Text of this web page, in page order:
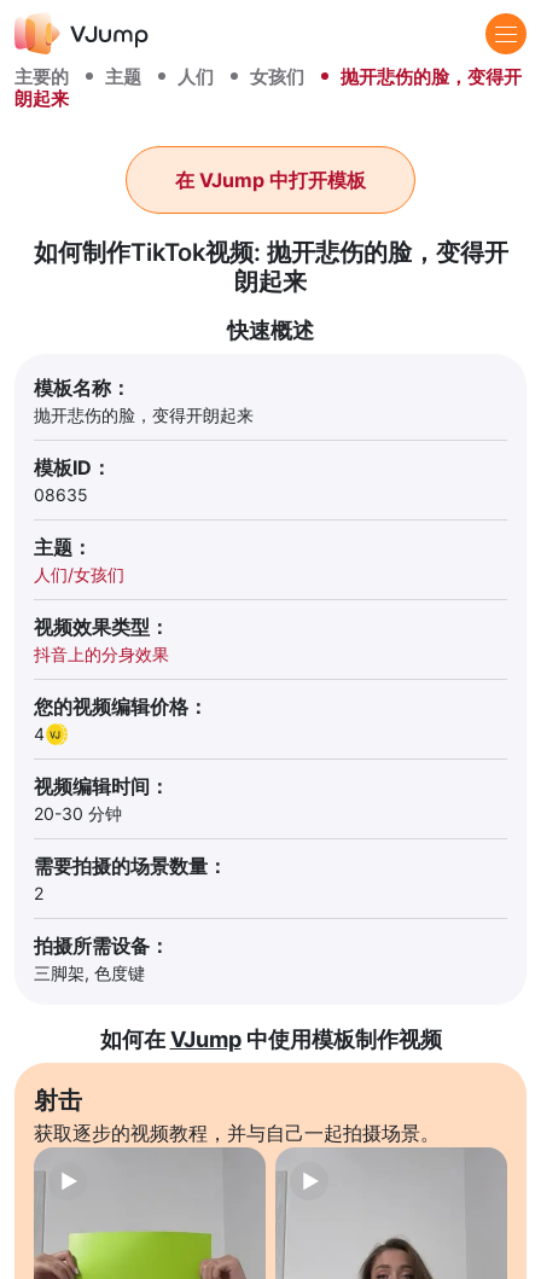
主要的 主题 人们 女孩们
抛开悲伤的脸，变得开
朗起来
如何制作TikTok视频: 抛开悲伤的脸，变得开
朗起来
在 VJump 中打开模板
快速概述
模板名称：
抛开悲伤的脸，变得开朗起来
模板ID：
08635
主题：
人们/女孩们
视频效果类型：
抖音上的分身效果
您的视频编辑价格：
4
视频编辑时间：
20-30 分钟
需要拍摄的场景数量：
2
拍摄所需设备：
三脚架, 色度键
如何在VJump中使用模板制作视频
射击
获取逐步的视频教程，并与自己一起拍摄场景。